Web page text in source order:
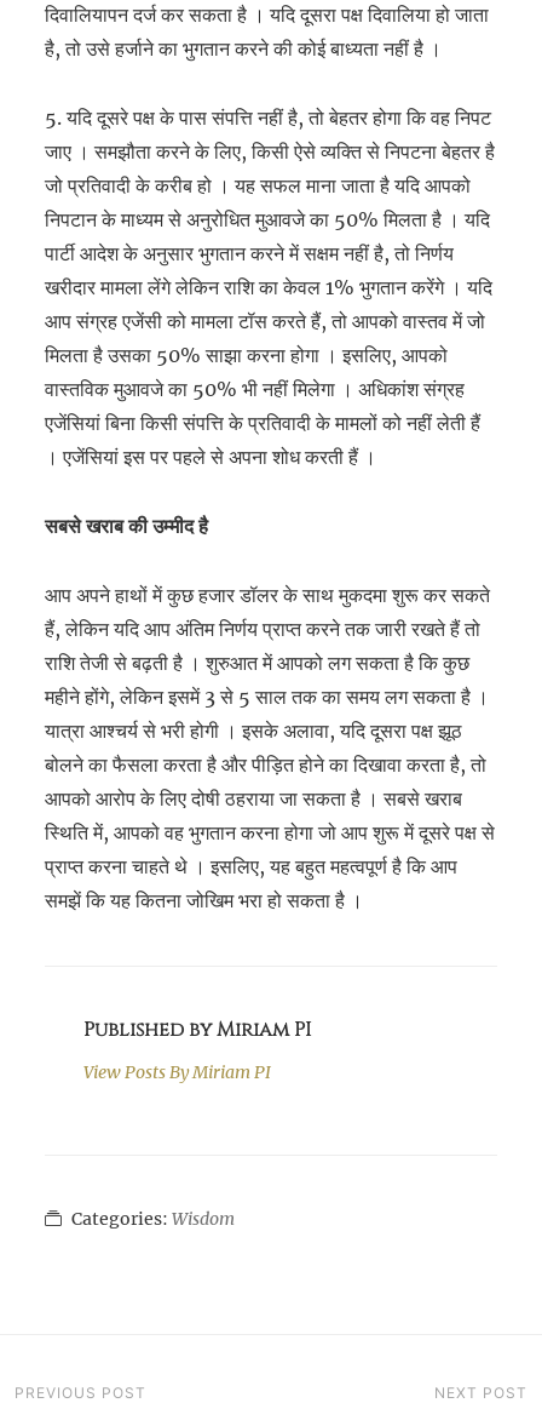
दिवालियापन दर्ज कर सकता है । यदि दूसरा पक्ष दिवालिया हो जाता
है, तो उसे हर्जाने का भुगतान करने की कोई बाध्यता नहीं है ।
5. यदि दूसरे पक्ष के पास संपत्ति नहीं है, तो बेहतर होगा कि वह निपट
जाए । समझौता करने के लिए, किसी ऐसे व्यक्ति से निपटना बेहतर है
जो प्रतिवादी के करीब हो । यह सफल माना जाता है यदि आपको
निपटान के माध्यम से अनुरोधित मुआवजे का 50% मिलता है । यदि
पार्टी आदेश के अनुसार भुगतान करने में सक्षम नहीं है, तो निर्णय
खरीदार मामला लेंगे लेकिन राशि का केवल 1% भुगतान करेंगे । यदि
आप संग्रह एजेंसी को मामला टॉस करते हैं, तो आपको वास्तव में जो
मिलता है उसका 50% साझा करना होगा । इसलिए, आपको
वास्तविक मुआवजे का 50% भी नहीं मिलेगा । अधिकांश संग्रह
एजेंसियां बिना किसी संपत्ति के प्रतिवादी के मामलों को नहीं लेती हैं
। एजेंसियां इस पर पहले से अपना शोध करती हैं ।
सबसे खराब की उम्मीद है
आप अपने हाथों में कुछ हजार डॉलर के साथ मुकदमा शुरू कर सकते
हैं, लेकिन यदि आप अंतिम निर्णय प्राप्त करने तक जारी रखते हैं तो
राशि तेजी से बढ़ती है । शुरुआत में आपको लग सकता है कि कुछ
महीने होंगे, लेकिन इसमें 3 से 5 साल तक का समय लग सकता है ।
यात्रा आश्चर्य से भरी होगी । इसके अलावा, यदि दूसरा पक्ष झूठ
बोलने का फैसला करता है और पीड़ित होने का दिखावा करता है, तो
आपको आरोप के लिए दोषी ठहराया जा सकता है । सबसे खराब
स्थिति में, आपको वह भुगतान करना होगा जो आप शुरू में दूसरे पक्ष से
प्राप्त करना चाहते थे । इसलिए, यह बहुत महत्वपूर्ण है कि आप
समझें कि यह कितना जोखिम भरा हो सकता है ।
Published by Miriam PI
View Posts ByMiriam PI
Categories:Wisdom
PREVIOUS POST NEXT POST